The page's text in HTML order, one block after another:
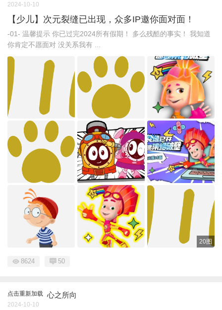
2024-10-10
【少儿】次元裂缝已出现，众多IP邀你面对面！
-01- 温馨提示 你已过完2024所有假期！ 多么残酷的事实！ 我知道
你肯定不愿面对 没关系我有 ...
20图
8624 50
点击重新加载 心之所向
2024-10-10